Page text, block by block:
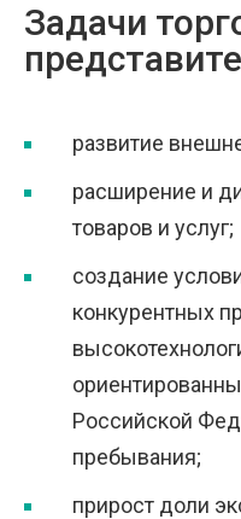
Задачи
развитие
расширение и
товаров и услуг;
создание
конкурентных
Российской
пребывания;
прирост доли